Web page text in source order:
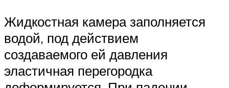
Жидкостная камера заполняется
водой, под действием
создаваемого ей давления
эластичная перегородка